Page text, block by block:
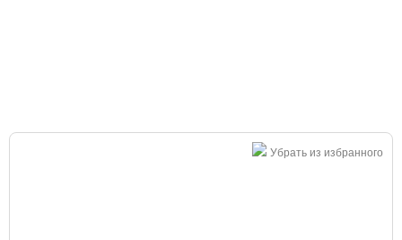
Убрать из избранного